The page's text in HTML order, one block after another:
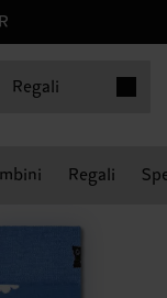
Regali
Regali